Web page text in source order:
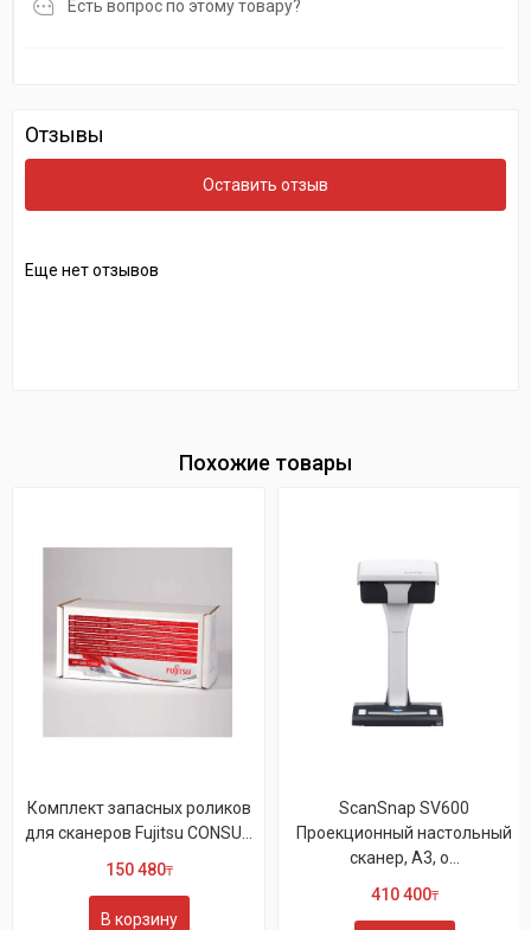
Есть вопрос по этому товару?
Отзывы
Оставить отзыв
Еще нет отзывов
Похожие товары
Комплект запасных роликов
для сканеров Fujitsu CONSU...
150 480₸
В корзину
ScanSnap SV600
Проекционный настольный
сканер, А3, о...
410 400₸